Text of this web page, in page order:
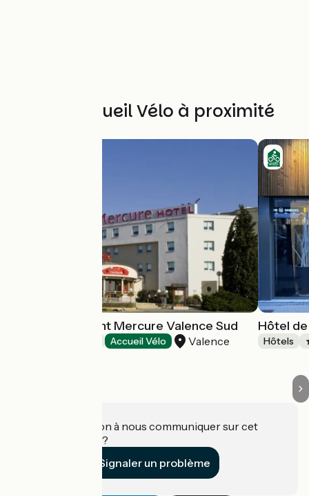
Autres Accueil Vélo à proximité
Hôtel-Restaurant Mercure Valence Sud
Accueil Vélo Valence
Hôtel
Hôtels
Une information à nous communiquer sur cet
établissement ?
Signaler un problème